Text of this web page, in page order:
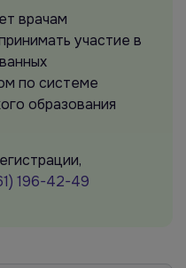
врачам
участие в
по системе
образования
196-42-49